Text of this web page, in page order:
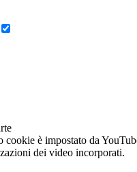
cookie è impostato da
dei video incorporati.